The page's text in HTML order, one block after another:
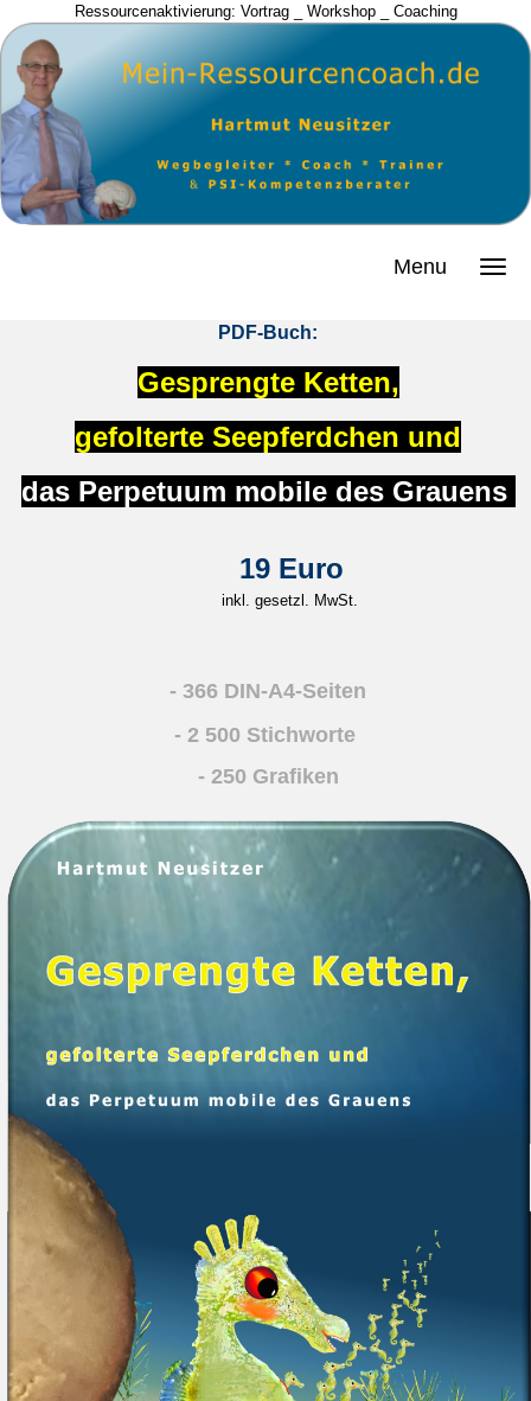
Ressourcenaktivierung: Vortrag _ Workshop _ Coaching
Menu
PDF-Buch:
Gesprengte Ketten,
gefolterte Seepferdchen und
das Perpetuum mobile des Grauens
19 Euro
inkl. gesetzl. MwSt.
- 366 DIN-A4-Seiten
- 2 500 Stichworte
- 250 Grafiken